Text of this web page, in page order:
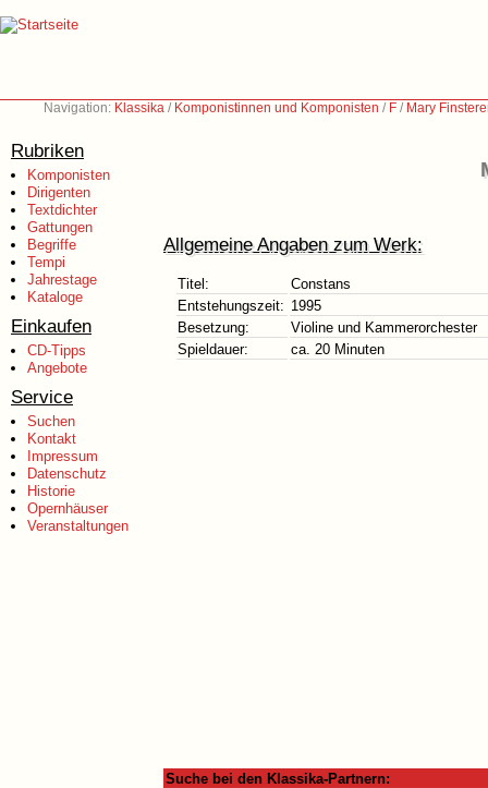
Navigation: Klassika / Komponistinnen und Komponisten / F / Mary
Rubriken
Komponisten
Dirigenten
Textdichter
Gattungen
Begriffe
Tempi
Jahrestage
Kataloge
Einkaufen
CD-Tipps
Angebote
Service
Suchen
Kontakt
Impressum
Datenschutz
Historie
Opernhäuser
Veranstaltungen
Allgemeine Angaben zum Werk:
Titel:
Constans
Entstehungszeit: 1995
Besetzung:
Violine und Kammerorchester
Spieldauer:
ca. 20 Minuten
Suche bei den Klassika-Partnern: